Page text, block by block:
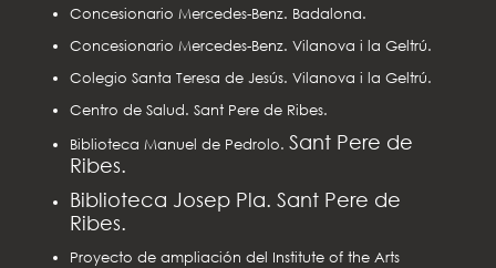
Concesionario Mercedes-Benz. Badalona.
Concesionario Mercedes-Benz. Vilanova i la Geltrú.
Colegio Santa Teresa de Jesús. Vilanova i la Geltrú.
Centro de Salud. Sant Pere de Ribes.
Biblioteca Manuel de Pedrolo. Sant Pere de
Ribes.
Biblioteca Josep Pla. Sant Pere de
Ribes.
Proyecto de ampliación del Institute of the Arts